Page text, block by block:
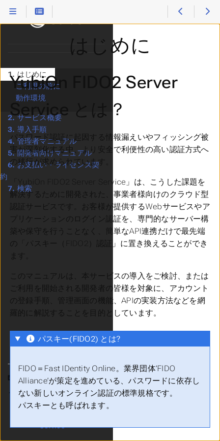
はじめに
YubiOn FIDO2 Server
Service とは？
パスワード認証に起因する情報漏えいやフィッシング被
害が深刻化する中、より安全で利便性の高い認証方式へ
の移行が求められています。
「YubiOn FIDO2 Server Service」は、こうした課題を
解決するために開発された、事業者様向けのクラウド型
認証サービスです。お客様が提供するWebサービスやア
プリケーションのログイン認証を、専門的なサーバー構
築や保守を行うことなく、簡単なAPI連携だけで最先端
の「パスキー（FIDO2）認証」に置き換えることができ
ます。
このマニュアルは、本サービスの導入をご検討、または
ご利用を開始される開発者の皆様を対象に、アカウント
の登録手順、管理画面の機能、APIの実装方法などを網
羅的に解説することを目的としています。
パスキー(FIDO2) とは?
FIDO＝Fast IDentity Online。業界団体’FIDO
Alliance’が策定を進めている、パスワードに依存し
ない新しいオンライン認証の標準規格です。
パスキーとも呼ばれます。
1. はじめに
ご利用の前に
動作環境
2.サービス概要
3. 導入手順
4.管理者マニュアル
5. 開発者向けマニュアル
6.お支払い・ライセンス契
約
7. 検索
言語
テーマ
Service